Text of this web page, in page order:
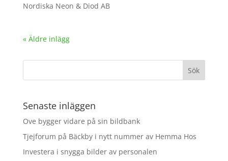
Nordiska Neon & Diod AB
« Äldre inlägg
Senaste inläggen
Ove bygger vidare på sin bildbank
Tjejforum på Bäckby i nytt nummer av Hemma Hos
Investera i snygga bilder av personalen